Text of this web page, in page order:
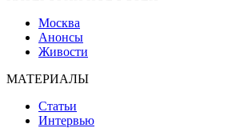
Москва
Анонсы
Живости
МАТЕРИАЛЫ
Статьи
Интервью